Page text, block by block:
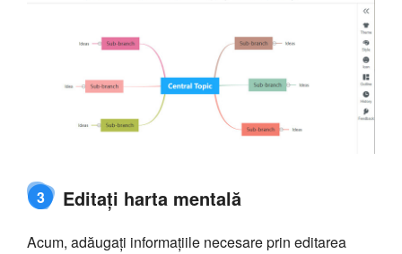
3 Editați harta mentală
Acum, adăugați informațiile necesare prin editarea